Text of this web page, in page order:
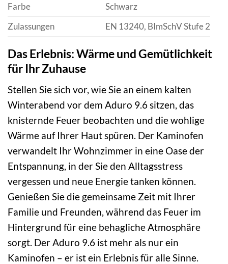
Farbe
Schwarz
Zulassungen
EN 13240, BImSchV Stufe 2
Das Erlebnis: Wärme und Gemütlichkeit
für Ihr Zuhause
Stellen Sie sich vor, wie Sie an einem kalten
Winterabend vor dem Aduro 9.6 sitzen, das
knisternde Feuer beobachten und die wohlige
Wärme auf Ihrer Haut spüren. Der Kaminofen
verwandelt Ihr Wohnzimmer in eine Oase der
Entspannung, in der Sie den Alltagsstress
vergessen und neue Energie tanken können.
Genießen Sie die gemeinsame Zeit mit Ihrer
Familie und Freunden, während das Feuer im
Hintergrund für eine behagliche Atmosphäre
sorgt. Der Aduro 9.6 ist mehr als nur ein
Kaminofen – er ist ein Erlebnis für alle Sinne.